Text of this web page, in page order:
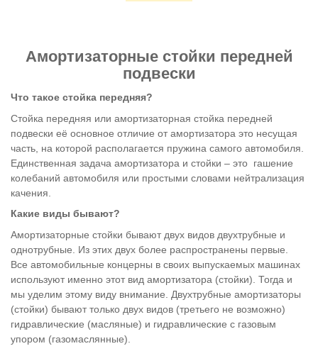
Амортизаторные стойки передней
подвески
Что такое стойка передняя?
Стойка передняя или амортизаторная стойка передней
подвески её основное отличие от амортизатора это несущая
часть, на которой располагается пружина самого автомобиля.
Единственная задача амортизатора и стойки – это гашение
колебаний автомобиля или простыми словами нейтрализация
качения.
Какие виды бывают?
Амортизаторные стойки бывают двух видов двухтрубные и
однотрубные. Из этих двух более распространены первые.
Все автомобильные концерны в своих выпускаемых машинах
используют именно этот вид амортизатора (стойки). Тогда и
мы уделим этому виду внимание. Двухтрубные амортизаторы
(стойки) бывают только двух видов (третьего не возможно)
гидравлические (масляные) и гидравлические с газовым
упором (газомаслянные).